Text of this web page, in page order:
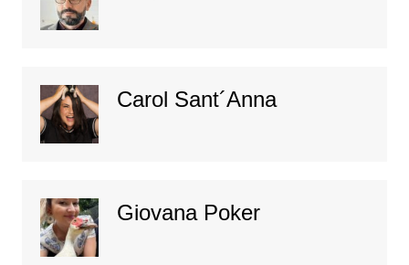
Carol Sant´Anna
Giovana Poker